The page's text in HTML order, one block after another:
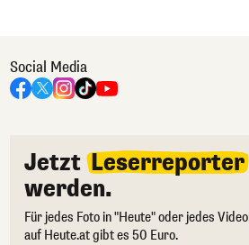
Social Media
Jetzt Leserreporter
werden.
Für jedes Foto in "Heute" oder jedes Video
auf Heute.at gibt es 50 Euro.